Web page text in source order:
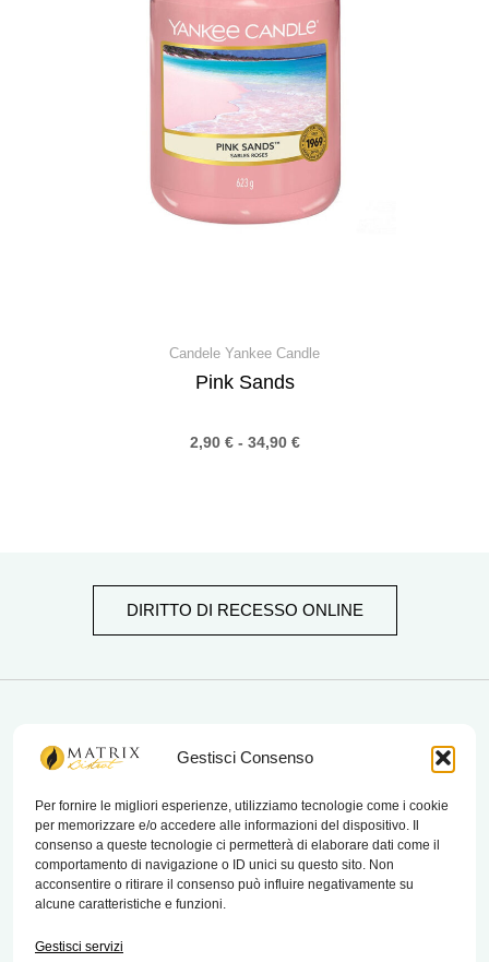
Gestisci Consenso
Per fornire le migliori esperienze, utilizziamo tecnologie come i cookie
per memorizzare e/o accedere alle informazioni del dispositivo. Il
consenso a queste tecnologie ci permetterà di elaborare dati come il
comportamento di navigazione o ID unici su questo sito. Non
acconsentire o ritirare il consenso può influire negativamente su
alcune caratteristiche e funzioni.
Gestisci servizi
Candele Yankee Candle
Pink Sands
2,90 € - 34,90 €
DIRITTO DI RECESSO ONLINE
matrix bistrot
Chi Siamo
Contatti
Termini e condizioni di vendita e reso